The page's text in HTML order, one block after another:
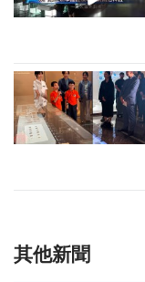
其他新聞